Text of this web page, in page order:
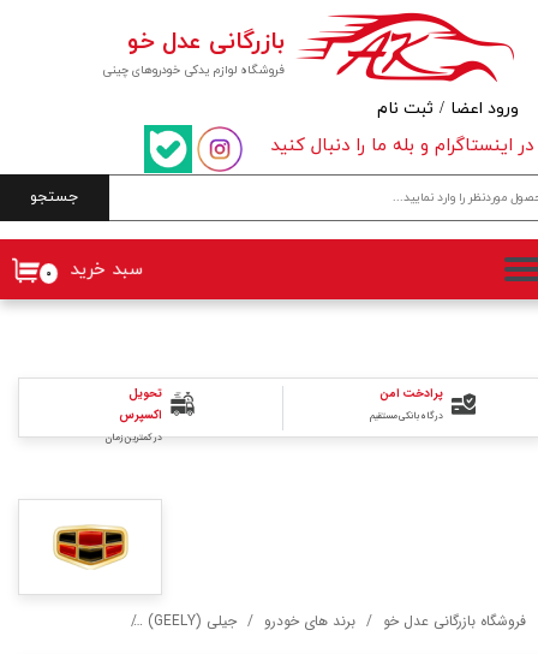
فروشگاه لوازم یدکی خودروهای چینی
بازرگانی عدل خو
جستجو
۰ سبد خرید
در اینستاگرام و بله ما را دنبال کنید
ورود اعضا / ثبت نام
حساب کاربری من
تغییر گذر واژه
سفارشات
خروج از حساب کاربری
فروشگاه بازرگانی عدل خو برند های خودرو جیلی (GEELY)
تحویل
اکسپرس
در کمترین زمان
پرادخت امن
درگاه بانکی مستقیم